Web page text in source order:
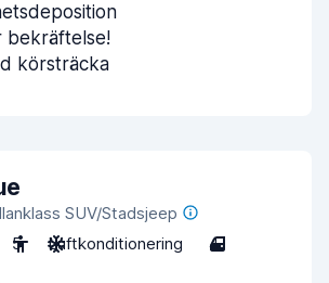
bekräftelse!
körsträcka
SUV/Stadsjeep
5 Luftkonditionering 4